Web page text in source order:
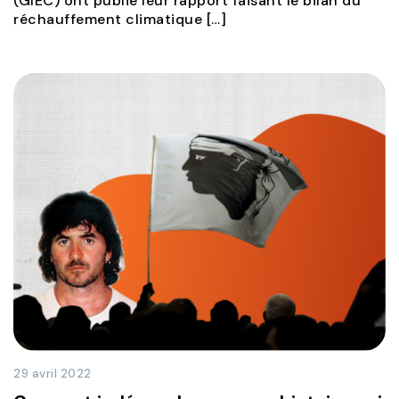
réchauffement climatique […]
29 avril 2022